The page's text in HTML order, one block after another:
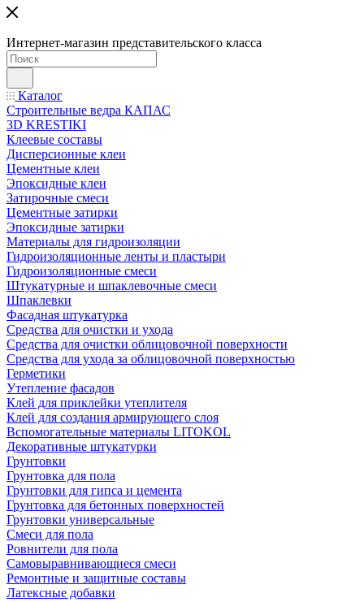
Интернет-магазин представительского класса
Каталог
Строительные ведра КАПАС
3D KRESTIKI
Клеевые составы
Дисперсионные клеи
Цементные клеи
Эпоксидные клеи
Затирочные смеси
Цементные затирки
Эпоксидные затирки
Материалы для гидроизоляции
Гидроизоляционные ленты и пластыри
Гидроизоляционные смеси
Штукатурные и шпаклевочные смеси
Шпаклевки
Фасадная штукатурка
Средства для очистки и ухода
Средства для очистки облицовочной поверхности
Средства для ухода за облицовочной поверхностью
Герметики
Утепление фасадов
Клей для приклейки утеплителя
Клей для создания армирующего слоя
Вспомогательные материалы LITOKOL
Декоративные штукатурки
Грунтовки
Грунтовка для пола
Грунтовки для гипса и цемента
Грунтовка для бетонных поверхностей
Грунтовки универсальные
Смеси для пола
Ровнители для пола
Самовыравнивающиеся смеси
Ремонтные и защитные составы
Латексные добавки